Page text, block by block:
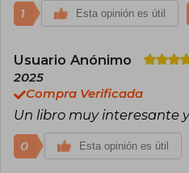
1 Esta opinión es útil
Usuario Anónimo
2025
Compra Verificada
Un libro muy interesante
0 Esta opinión es útil